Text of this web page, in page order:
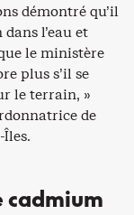
démontré qu’il
l’eau et
le ministère
plus s’il se
le terrain, »
de
cadmium